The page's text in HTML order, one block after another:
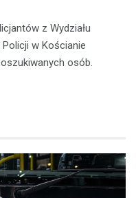
z Wydziału
w Kościanie
osób.